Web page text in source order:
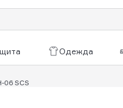
Одежда
06 SCS